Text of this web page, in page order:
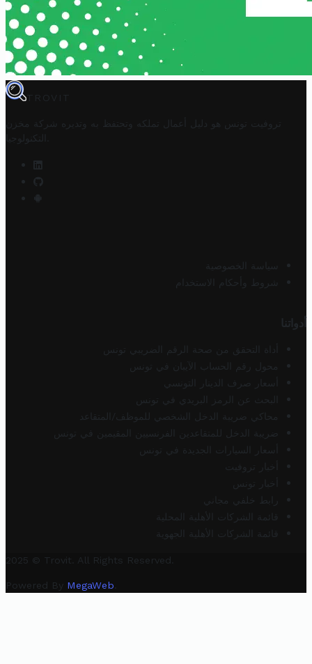
TROVIT
تروفيت تونس هو دليل أعمال تملكه وتحتفظ به وتديره
شركة مخزن
التكنولوجيا
سياسة الخصوصية
شروط وأحكام الاستخدام
أدواتنا
أداة التحقق من صحة الرقم الضريبي تونس
محول رقم الحساب الآيبان في تونس
أسعار صرف الدينار التونسي
البحث عن الرمز البريدي في تونس
محاكي ضريبة الدخل الشخصي للموظف/المتقاعد
ضريبة الدخل للمتقاعدين الفرنسيين المقيمين في تونس
أسعار السيارات الجديدة في تونس
أخبار تروفيت
أخبار تونس
رابط خلفي مجاني
قائمة الشركات الأهلية المحلية
قائمة الشركات الأهلية الجهوية
2025 © Trovit. All Rights Reserved.
Powered By MegaWeb